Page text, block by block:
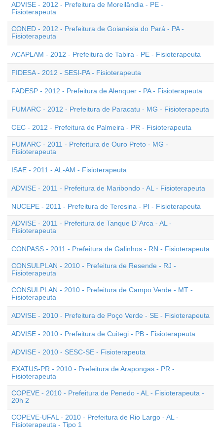
ADVISE - 2012 - Prefeitura de Moreilândia - PE -
Fisioterapeuta
CONED - 2012 - Prefeitura de Goianésia do Pará - PA -
Fisioterapeuta
ACAPLAM - 2012 - Prefeitura de Tabira - PE - Fisioterapeuta
FIDESA - 2012 - SESI-PA - Fisioterapeuta
FADESP - 2012 - Prefeitura de Alenquer - PA - Fisioterapeuta
FUMARC - 2012 - Prefeitura de Paracatu - MG - Fisioterapeuta
CEC - 2012 - Prefeitura de Palmeira - PR - Fisioterapeuta
FUMARC - 2011 - Prefeitura de Ouro Preto - MG -
Fisioterapeuta
ISAE - 2011 - AL-AM - Fisioterapeuta
ADVISE - 2011 - Prefeitura de Maribondo - AL - Fisioterapeuta
NUCEPE - 2011 - Prefeitura de Teresina - PI - Fisioterapeuta
ADVISE - 2011 - Prefeitura de Tanque D`Arca - AL -
Fisioterapeuta
CONPASS - 2011 - Prefeitura de Galinhos - RN - Fisioterapeuta
CONSULPLAN - 2010 - Prefeitura de Resende - RJ -
Fisioterapeuta
CONSULPLAN - 2010 - Prefeitura de Campo Verde - MT -
Fisioterapeuta
ADVISE - 2010 - Prefeitura de Poço Verde - SE - Fisioterapeuta
ADVISE - 2010 - Prefeitura de Cuitegi - PB - Fisioterapeuta
ADVISE - 2010 - SESC-SE - Fisioterapeuta
EXATUS-PR - 2010 - Prefeitura de Arapongas - PR -
Fisioterapeuta
COPEVE - 2010 - Prefeitura de Penedo - AL - Fisioterapeuta -
20h 2
COPEVE-UFAL - 2010 - Prefeitura de Rio Largo - AL -
Fisioterapeuta - Tipo 1